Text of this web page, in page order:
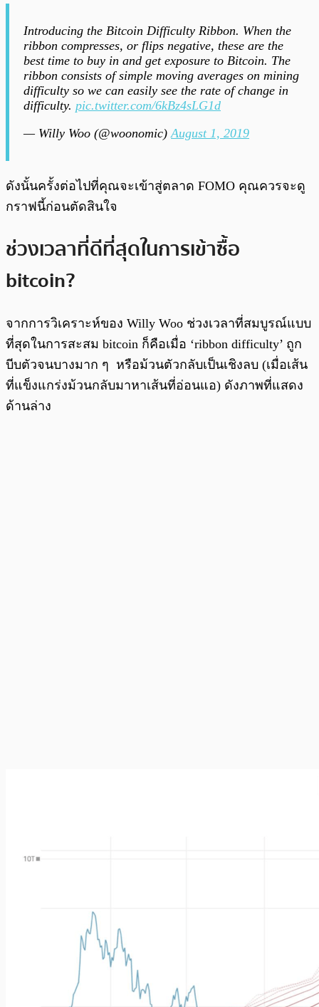
Introducing the Bitcoin Difficulty Ribbon. When the
ribbon compresses, or flips negative, these are the
best time to buy in and get exposure to Bitcoin. The
ribbon consists of simple moving averages on mining
difficulty so we can easily see the rate of change in
difficulty. pic.twitter.com/6kBz4sLG1d
— Willy Woo (@woonomic)August 1, 2019
ดังนั้นครั้งต่อไปที่คุณจะเข้าสู่ตลาด FOMO คุณควรจะดู
กราฟนี้ก่อนตัดสินใจ
ช่วงเวลาที่ดีที่สุดในการเข้าซื้อ
bitcoin?
จากการวิเคราะห์ของ Willy Woo ช่วงเวลาที่สมบูรณ์แบบ
ที่สุดในการสะสม bitcoin ก็คือเมื่อ ‘ribbon difficulty’ ถูก
บีบตัวจนบางมาก ๆ หรือม้วนตัวกลับเป็นเชิงลบ (เมื่อเส้น
ที่แข็งแกร่งม้วนกลับมาหาเส้นที่อ่อนแอ) ดังภาพที่แสดง
ด้านล่าง